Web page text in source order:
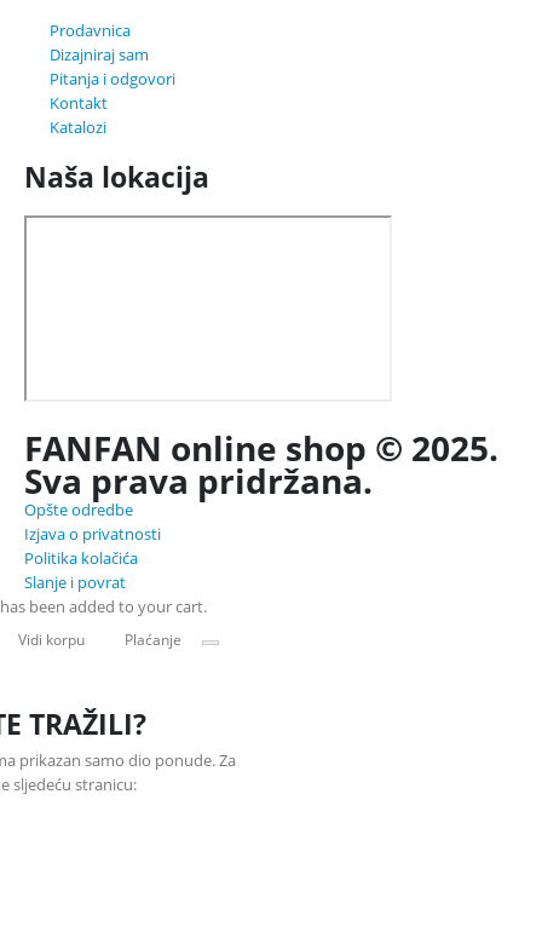
Prodavnica
Dizajniraj sam
Pitanja i odgovori
Kontakt
Katalozi
Naša lokacija
FANFAN online shop © 2025.
Sva prava pridržana.
Opšte odredbe
Izjava o privatnosti
Politika kolačića
Slanje i povrat
has been added to your cart.
Vidi korpu Plaćanje
TRAŽILI?
prikazan samo dio ponude. Za
sljedeću stranicu: